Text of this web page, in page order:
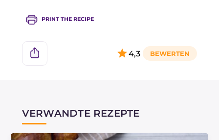
PRINT THE RECIPE
4,3
VERWANDTE REZEPTE